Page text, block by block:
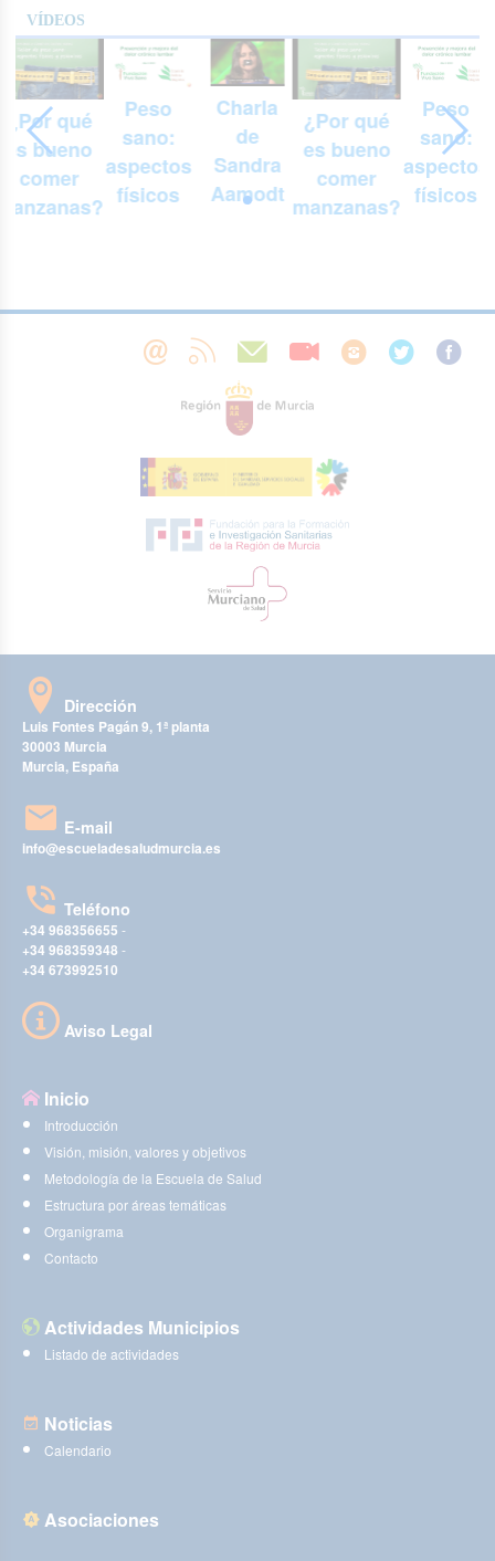
VÍDEOS
¿Por qué
es bueno
comer
Peso
sano:
aspectos
físicos
Charla
de
Sandra
Aamodt
¿Por qué
es bueno
comer
manzanas?
Peso
sano:
aspectos
físicos
Dirección
Luis Fontes Pagán 9, 1ª planta
30003 Murcia
Murcia, España
E-mail
info@escueladesaludmurcia.es
Teléfono
+34 968356655 -
+34 968359348 -
+34 673992510
Aviso Legal
Inicio
Introducción
Visión, misión, valores y objetivos
Metodología de la Escuela de Salud
Estructura por áreas temáticas
Organigrama
Contacto
Actividades Municipios
Listado de actividades
Noticias
Calendario
Asociaciones